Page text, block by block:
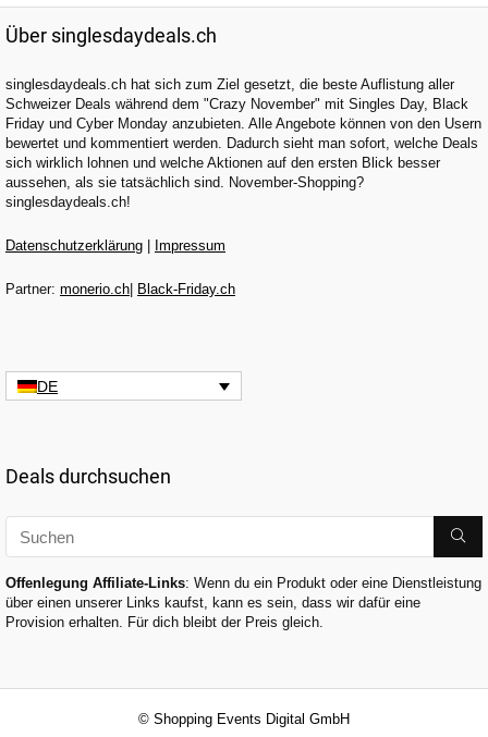
Über singlesdaydeals.ch
singlesdaydeals.ch hat sich zum Ziel gesetzt, die beste Auflistung aller
Schweizer Deals während dem "Crazy November" mit Singles Day, Black
Friday und Cyber Monday anzubieten. Alle Angebote können von den Usern
bewertet und kommentiert werden. Dadurch sieht man sofort, welche Deals
sich wirklich lohnen und welche Aktionen auf den ersten Blick besser
aussehen, als sie tatsächlich sind. November-Shopping?
singlesdaydeals.ch!
Datenschutzerklärung Impressum
Partner: monerio.ch Black-Friday.ch
DE
Deals durchsuchen
Offenlegung Affiliate-Links: Wenn du ein Produkt oder eine Dienstleistung
über einen unserer Links kaufst, kann es sein, dass wir dafür eine
Provision erhalten. Für dich bleibt der Preis gleich.
© Shopping Events Digital GmbH